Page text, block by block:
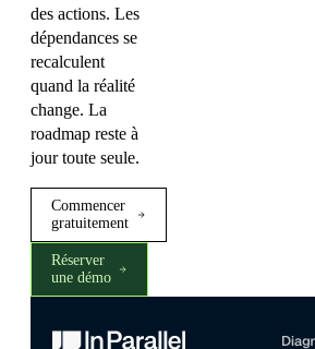
des actions. Les
dépendances se
recalculent
quand la réalité
change. La
roadmap reste à
jour toute seule.
Commencer
gratuitement
Réserver
une démo